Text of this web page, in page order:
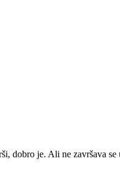
dobro je. Ali ne završava